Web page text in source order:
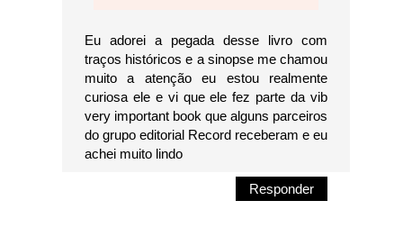
Eu adorei a pegada desse livro com
traços históricos e a sinopse me chamou
muito a atenção eu estou realmente
curiosa ele e vi que ele fez parte da vib
very important book que alguns parceiros
do grupo editorial Record receberam e eu
achei muito lindo
Responder